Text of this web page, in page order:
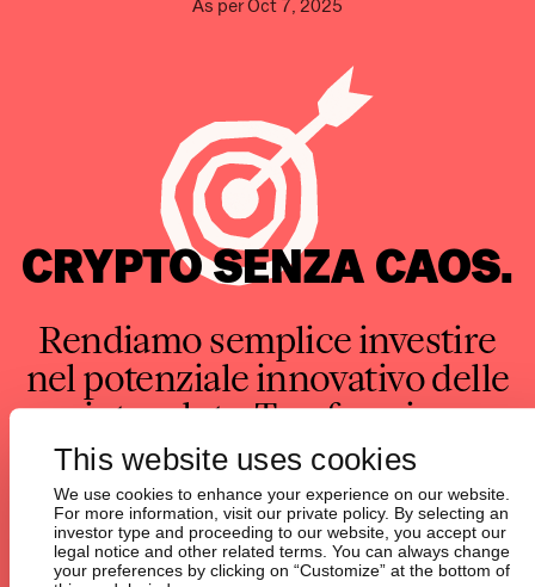
This website uses cookies
We use cookies to enhance your experience on our website.
For more information, visit our private policy. By selecting an
investor type and proceeding to our website, you accept our
legal notice and other related terms. You can always change
your preferences by clicking on “Customize” at the bottom of
As perOct 7, 2025
CRYPTO SENZA CAOS.
Rendiamo semplice investire
nel potenziale innovativo delle
criptovalute. Trasformiamo
confusione e complessità in
opportunità chiare.